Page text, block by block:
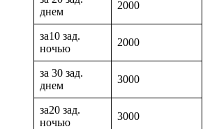
днем
2000
за10 зад.
ночью
2000
за 30 зад.
днем
3000
за20 зад.
ночью
3000